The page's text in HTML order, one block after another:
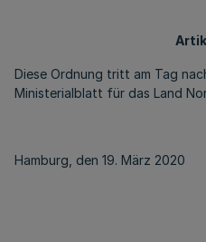
Diese Ordnung tritt am Tag
Ministerialblatt für das Land
Hamburg, den 19. März 2020